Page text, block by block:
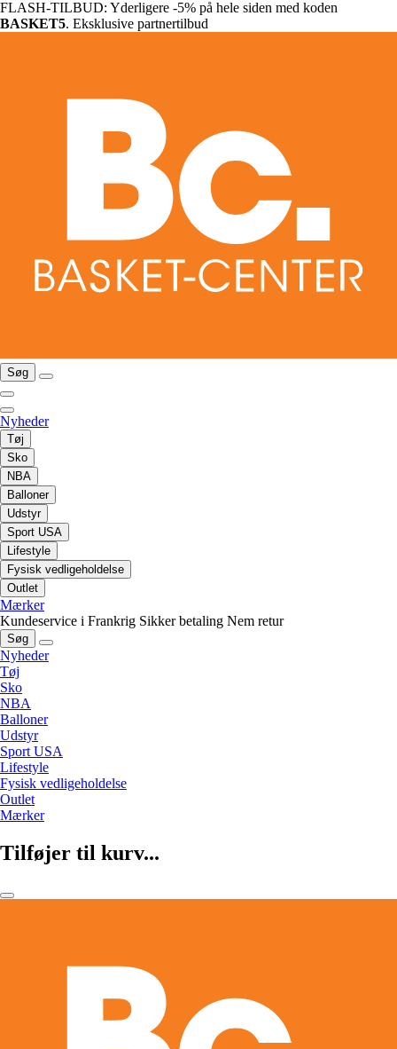
FLASH-TILBUD: Yderligere -5% på hele siden med koden
BASKET5. Eksklusive partnertilbud
Søg
Nyheder
Tøj
Sko
NBA
Balloner
Udstyr
Sport USA
Lifestyle
Fysisk vedligeholdelse
Outlet
Mærker
Kundeservice i Frankrig Sikker betaling Nem retur
Søg
Nyheder
Tøj
Sko
NBA
Balloner
Udstyr
Sport USA
Lifestyle
Fysisk vedligeholdelse
Outlet
Mærker
Tilføjer til kurv...